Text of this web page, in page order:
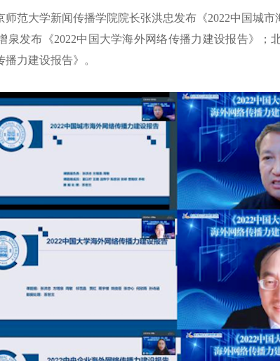
大学新闻传播学院院长张洪忠发布《2022中国城市
泉发布《2022中国大学海外网络传播力建设报告》；
播力建设报告》。